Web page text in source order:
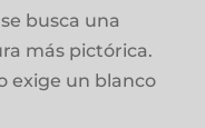
busca una
más pictórica.
exige un blanco